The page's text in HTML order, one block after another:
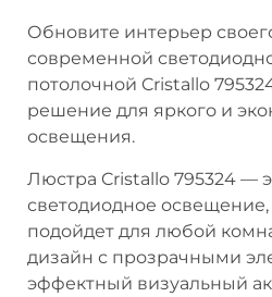
Обновите интерьер
современной
потолочной Cristallo
решение для яркого и
освещения.
Люстра Cristallo 795324 —
светодиодное
подойдет для любой
дизайн с прозрачными
эффектный визуальный